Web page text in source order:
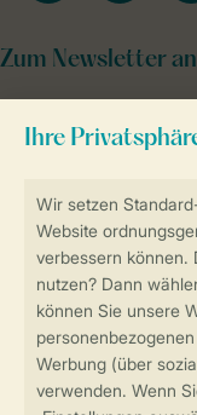
Sicher und
Sichere
Sicheres
Zum Newsletter